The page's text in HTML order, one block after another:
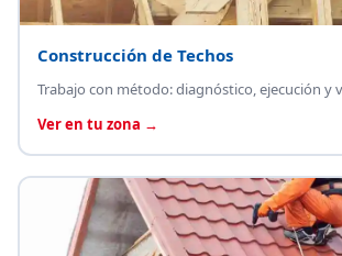
Construcción de Techos
Trabajo con método: diagnóstico, ejecución y
Ver en tu zona →